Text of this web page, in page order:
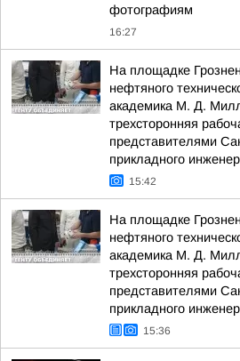
фотографиям
16:27
На площадке
нефтяного
академика М. Д.
трехсторонняя
представителями
прикладного
15:42
На площадке
нефтяного
академика М. Д.
трехсторонняя
представителями
прикладного
15:36